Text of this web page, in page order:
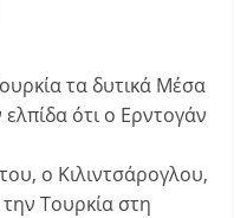
τα δυτικά Μέσα
ότι ο Ερντογάν
ο Κιλιντσάρογλου,
Τουρκία στη